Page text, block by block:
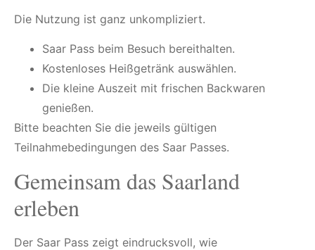
Die Nutzung ist ganz unkompliziert.
Saar Pass beim Besuch bereithalten.
Kostenloses Heißgetränk auswählen.
Die kleine Auszeit mit frischen Backwaren
genießen.
Bitte beachten Sie die jeweils gültigen
Teilnahmebedingungen des Saar Passes.
Gemeinsam das Saarland
erleben
Der Saar Pass zeigt eindrucksvoll, wie